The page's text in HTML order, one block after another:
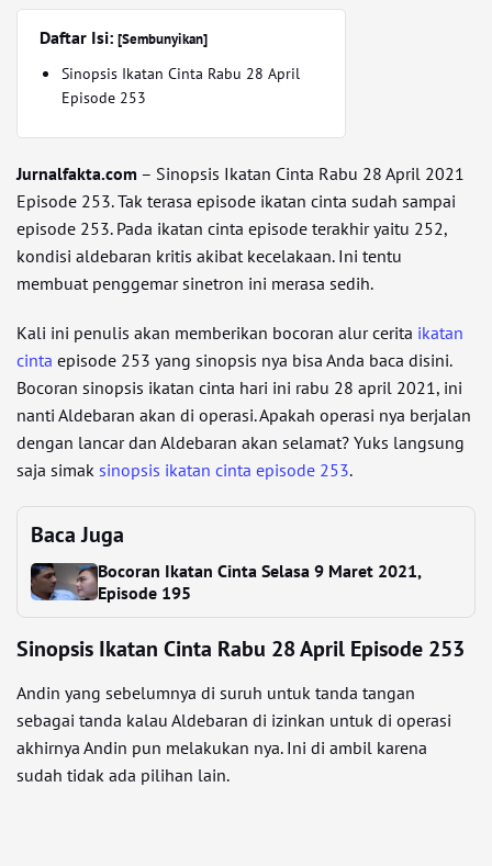
Daftar Isi: [Sembunyikan]
Sinopsis Ikatan Cinta Rabu 28 April
Episode 253
Jurnalfakta.com – Sinopsis Ikatan Cinta Rabu 28 April 2021
Episode 253. Tak terasa episode ikatan cinta sudah sampai
episode 253. Pada ikatan cinta episode terakhir yaitu 252,
kondisi aldebaran kritis akibat kecelakaan. Ini tentu
membuat penggemar sinetron ini merasa sedih.
Kali ini penulis akan memberikan bocoran alur cerita ikatan
cinta episode 253 yang sinopsis nya bisa Anda baca disini.
Bocoran sinopsis ikatan cinta hari ini rabu 28 april 2021, ini
nanti Aldebaran akan di operasi. Apakah operasi nya berjalan
dengan lancar dan Aldebaran akan selamat? Yuks langsung
saja simak sinopsis ikatan cinta episode 253.
Baca Juga
Bocoran Ikatan Cinta Selasa 9 Maret 2021,
Episode 195
Sinopsis Ikatan Cinta Rabu 28 April Episode 253
Andin yang sebelumnya di suruh untuk tanda tangan
sebagai tanda kalau Aldebaran di izinkan untuk di operasi
akhirnya Andin pun melakukan nya. Ini di ambil karena
sudah tidak ada pilihan lain.